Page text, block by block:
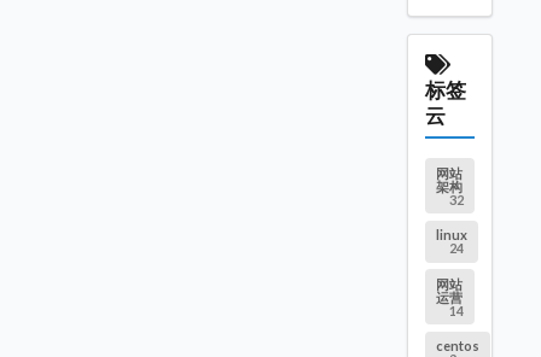
标签
云
网站
架构
32
linux
24
网站
运营
14
centos